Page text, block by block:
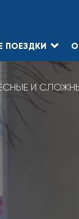
ПОЕЗДКИ
И